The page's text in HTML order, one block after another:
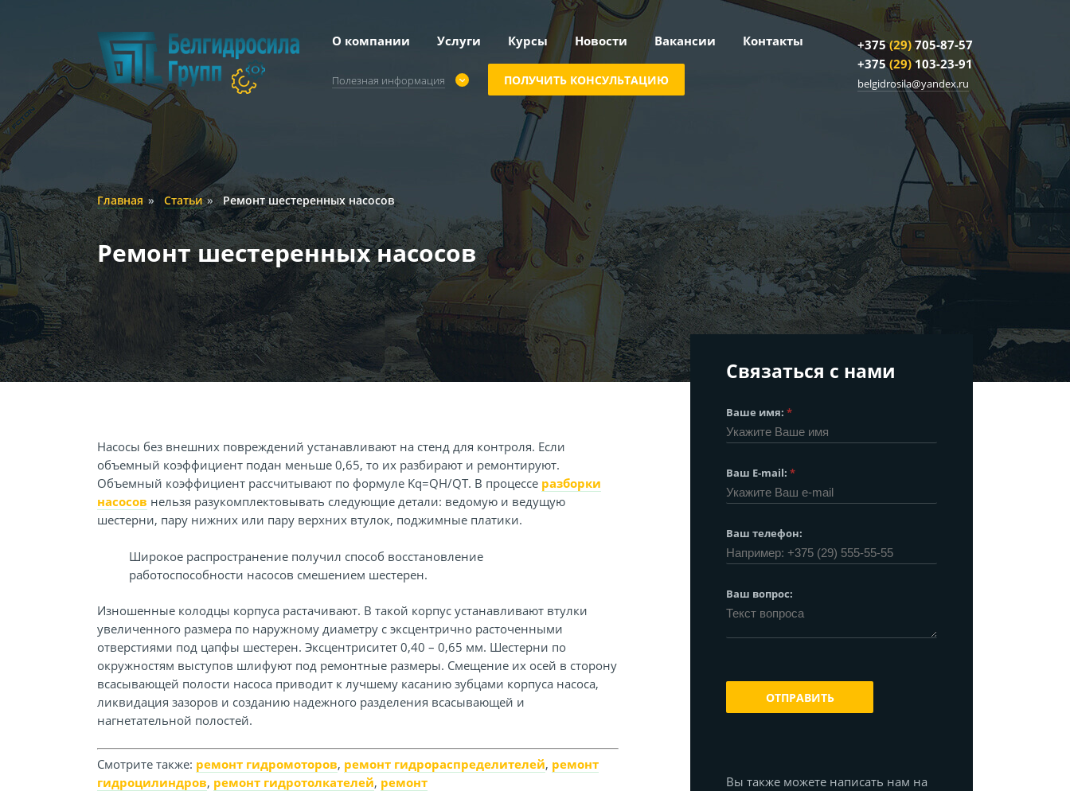
О компании Услуги Курсы Новости Вакансии Контакты
Полезная информация ПОЛУЧИТЬ КОНСУЛЬТАЦИЮ
+375(29)705-87-57
+375(29)103-23-91
belgidrosila@yandex.ru
Главная » Статьи » Ремонт шестеренных насосов
Ремонт шестеренных насосов
Насосы без внешних повреждений устанавливают на стенд для контроля. Если
объемный коэффициент подан меньше 0,65, то их разбирают и ремонтируют.
Объемный коэффициент рассчитывают по формуле Kq=QH/QT. В процессе разборки
насосов нельзя разукомплектовывать следующие детали: ведомую и ведущую
шестерни, пару нижних или пару верхних втулок, поджимные платики.
Широкое распространение получил способ восстановление
работоспособности насосов смешением шестерен.
Изношенные колодцы корпуса растачивают. В такой корпус устанавливают втулки
увеличенного размера по наружному диаметру с эксцентрично расточенными
отверстиями под цапфы шестерен. Эксцентриситет 0,40 – 0,65 мм. Шестерни по
окружностям выступов шлифуют под ремонтные размеры. Смещение их осей в сторону
всасывающей полости насоса приводит к лучшему касанию зубцами корпуса насоса,
ликвидация зазоров и созданию надежного разделения всасывающей и
нагнетательной полостей.
Смотрите также: ремонт гидромоторов, ремонт гидрораспределителей, ремонт
гидроцилиндров, ремонт гидротолкателей, ремонт
Связаться с нами
Ваше имя: *
Ваш E-mail: *
Ваш телефон:
Ваш вопрос:
ОТПРАВИТЬ
Вы также можете написать нам на